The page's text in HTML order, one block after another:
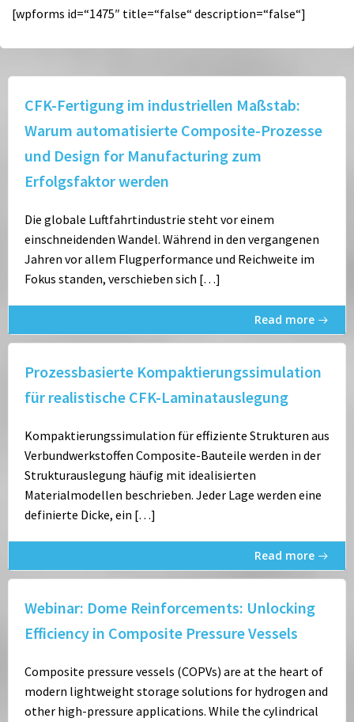
[wpforms id=“1475″ title=“false“ description=“false“]
CFK-Fertigung im industriellen Maßstab:
Warum automatisierte Composite-Prozesse
und Design for Manufacturing zum
Erfolgsfaktor werden
Die globale Luftfahrtindustrie steht vor einem
einschneidenden Wandel. Während in den vergangenen
Jahren vor allem Flugperformance und Reichweite im
Fokus standen, verschieben sich […]
Read more
Prozessbasierte Kompaktierungssimulation
für realistische CFK-Laminatauslegung
Kompaktierungssimulation für effiziente Strukturen aus
Verbundwerkstoffen Composite-Bauteile werden in der
Strukturauslegung häufig mit idealisierten
Materialmodellen beschrieben. Jeder Lage werden eine
definierte Dicke, ein […]
Read more
Webinar: Dome Reinforcements: Unlocking
Efficiency in Composite Pressure Vessels
Composite pressure vessels (COPVs) are at the heart of
modern lightweight storage solutions for hydrogen and
other high-pressure applications. While the cylindrical